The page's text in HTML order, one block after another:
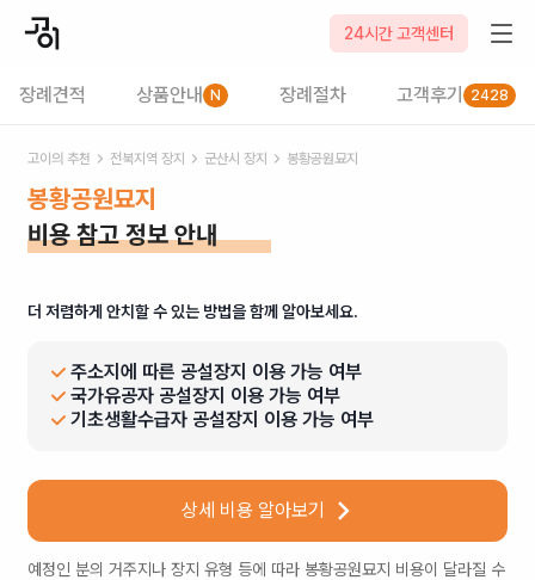
24시간 고객센터
장례견적 상품안내 N 장례절차 고객후기 2428
고이의 추천 전북지역 장지 군산시 장지 봉황공원묘지
봉황공원묘지
비용 참고 정보 안내
더 저렴하게 안치할 수 있는 방법을 함께 알아보세요.
주소지에 따른 공설장지 이용 가능 여부
국가유공자 공설장지 이용 가능 여부
기초생활수급자 공설장지 이용 가능 여부
상세 비용 알아보기
예정인 분의 거주지나 장지 유형 등에 따라 봉황공원묘지 비용이 달라질 수